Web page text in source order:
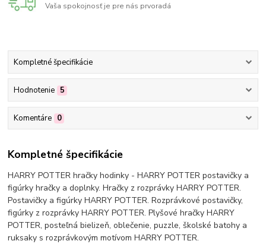
Vaša spokojnosť je pre nás prvoradá
Kompletné špecifikácie
Hodnotenie 5
Komentáre 0
Kompletné špecifikácie
HARRY POTTER hračky hodinky - HARRY POTTER postavičky a
figúrky hračky a doplnky. Hračky z rozprávky HARRY POTTER.
Postavičky a figúrky HARRY POTTER. Rozprávkové postavičky,
figúrky z rozprávky HARRY POTTER. Plyšové hračky HARRY
POTTER, posteľná bielizeň, oblečenie, puzzle, školské batohy a
ruksaky s rozprávkovým motívom HARRY POTTER.